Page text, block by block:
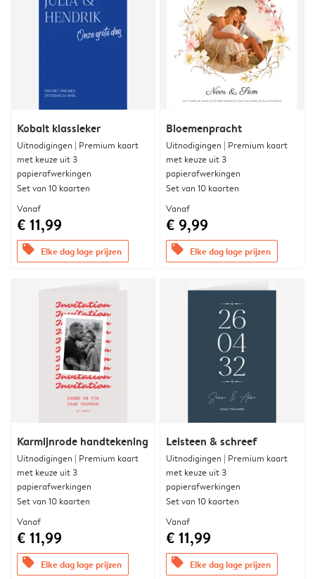
Kobalt klassieker
Uitnodigingen | Premium kaart
met keuze uit 3
papierafwerkingen
Set van 10 kaarten
Vanaf
€ 11,99
offers Elke dag lage prijzen
Bloemenpracht
Uitnodigingen | Premium kaart
met keuze uit 3
papierafwerkingen
Set van 10 kaarten
Vanaf
€ 9,99
offers Elke dag lage prijzen
Karmijnrode handtekening
Uitnodigingen | Premium kaart
met keuze uit 3
papierafwerkingen
Set van 10 kaarten
Vanaf
€ 11,99
offers Elke dag lage prijzen
Leisteen & schreef
Uitnodigingen | Premium kaart
met keuze uit 3
papierafwerkingen
Set van 10 kaarten
Vanaf
€ 11,99
offers Elke dag lage prijzen